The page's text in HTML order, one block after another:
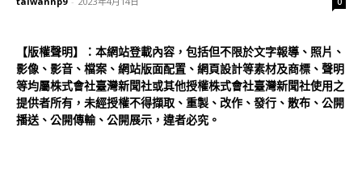
【版權聲明】：本網站登載內容，包括但不限於文字報導、照片、
影像、影音、檔案、網站版面配置、網頁設計等素材及商標、聲明
等均屬株式會社臺灣新聞社或其他授權株式會社臺灣新聞社使用之
提供者所有，未經授權不得擷取、重製、改作、發行、散布、公開
播送、公開傳輸、公開展示，違者必究。